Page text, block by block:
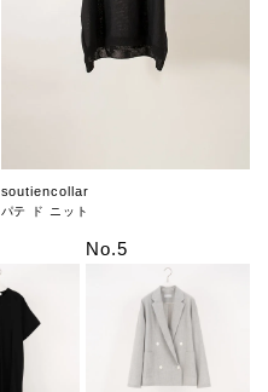
soutiencollar
パテ ド ニット
No.5